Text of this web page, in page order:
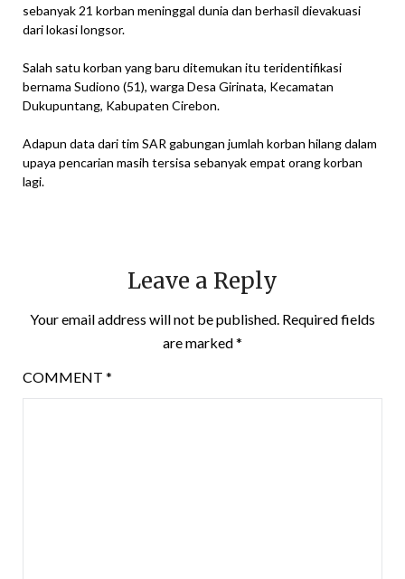
sebanyak 21 korban meninggal dunia dan berhasil dievakuasi
dari lokasi longsor.
Salah satu korban yang baru ditemukan itu teridentifikasi
bernama Sudiono (51), warga Desa Girinata, Kecamatan
Dukupuntang, Kabupaten Cirebon.
Adapun data dari tim SAR gabungan jumlah korban hilang dalam
upaya pencarian masih tersisa sebanyak empat orang korban
lagi.
Leave a Reply
Your email address will not be published. Required fields
are marked*
COMMENT *